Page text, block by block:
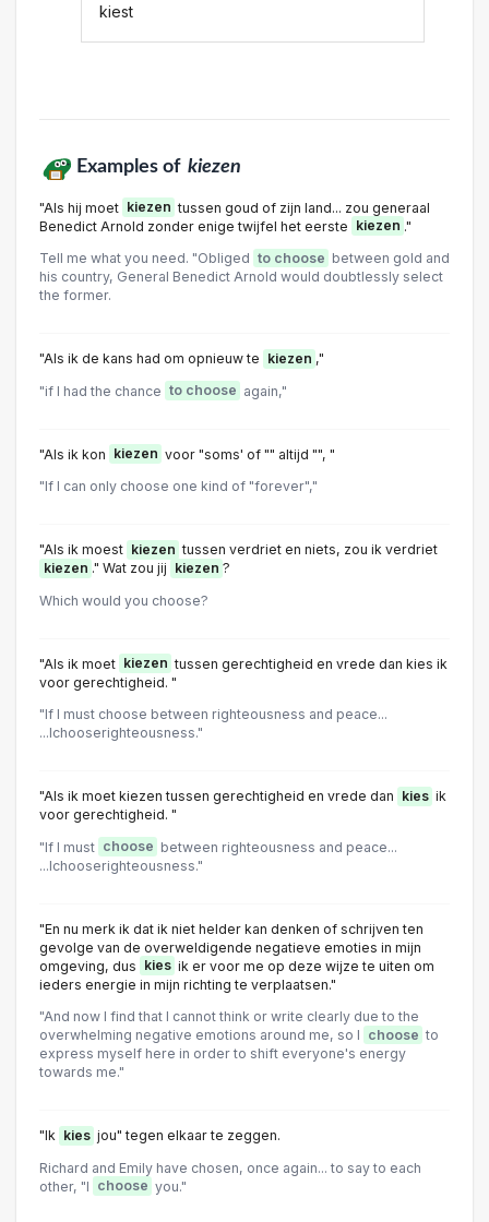
kiest
Examples of kiezen
"Als hij moet kiezen tussen goud of zijn land... zou generaal
Benedict Arnold zonder enige twijfel het eerste
kiezen ."
Tell me what you need. "Obliged to choose between gold and
his country, General Benedict Arnold would doubtlessly select
the former.
"Als ik de kans had om opnieuw te kiezen ,"
"if I had the chance to choose again,"
"Als ik kon kiezen voor "soms' of "" altijd "", "
"If I can only choose one kind of "forever","
"Als ik moest kiezen tussen verdriet en niets, zou ik verdriet
kiezen ." Wat zou jij kiezen ?
Which would you choose?
"Als ik moet kiezen tussen gerechtigheid en vrede dan kies ik
voor gerechtigheid. "
"lf I must choose between righteousness and peace...
...Ichooserighteousness."
"Als ik moet kiezen tussen gerechtigheid en vrede dan kies ik
voor gerechtigheid. "
"lf I must choose between righteousness and peace...
...Ichooserighteousness."
"En nu merk ik dat ik niet helder kan denken of schrijven ten
gevolge van de overweldigende negatieve emoties in mijn
omgeving, dus
kies ik er voor me op deze wijze te uiten om
ieders energie in mijn richting te verplaatsen."
"And now I find that I cannot think or write clearly due to the
overwhelming negative emotions around me, so I choose to
express myself here in order to shift everyone's energy
towards me."
"Ik kies jou" tegen elkaar te zeggen.
Richard and Emily have chosen, once again... to say to each
other, "I choose you."